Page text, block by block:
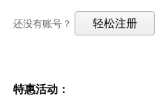
还没有账号？
特惠活动：